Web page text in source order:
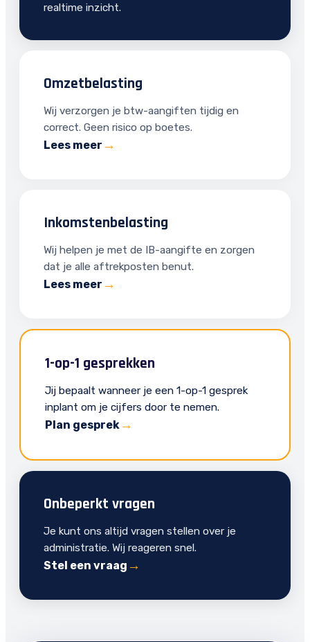
realtime inzicht.
Omzetbelasting
Wij verzorgen je btw-aangiften tijdig en
correct. Geen risico op boetes.
Lees meer
Inkomstenbelasting
Wij helpen je met de IB-aangifte en zorgen
dat je alle aftrekposten benut.
Lees meer
1-op-1 gesprekken
Jij bepaalt wanneer je een 1-op-1 gesprek
inplant om je cijfers door te nemen.
Plan gesprek
Onbeperkt vragen
Je kunt ons altijd vragen stellen over je
administratie. Wij reageren snel.
Stel een vraag